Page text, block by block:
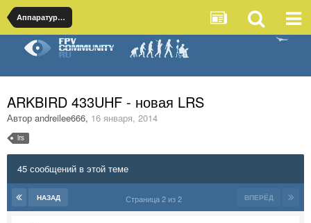
Аппаратура и системы управления
ARKBIRD 433UHF - новая LRS
Автор andreilee666, 16 января, 2014
lrs
45 сообщений в этой теме
НАЗАД ВПЕРЁД
Страница 2 из 2